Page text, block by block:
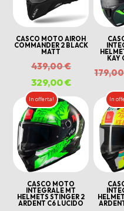
CASCO MOTO AIROH
COMMANDER 2 BLACK
MATT
439,00€Il
prezzo
originale
era:
439,00 €.
329,00€Il
prezzo
attuale
è:
329,00 €.
KAY
In offerta!
CASCO MOTO
INTEGRALE MT
HELMETS STINGER 2
ARDENT C6 LUCIDO
In